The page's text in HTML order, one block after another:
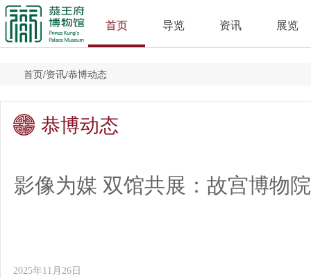
首页 导览 资讯 展览
首页/资讯/恭博动态
恭博动态
影像为媒 双馆共展：故宫博物
2025年11月26日